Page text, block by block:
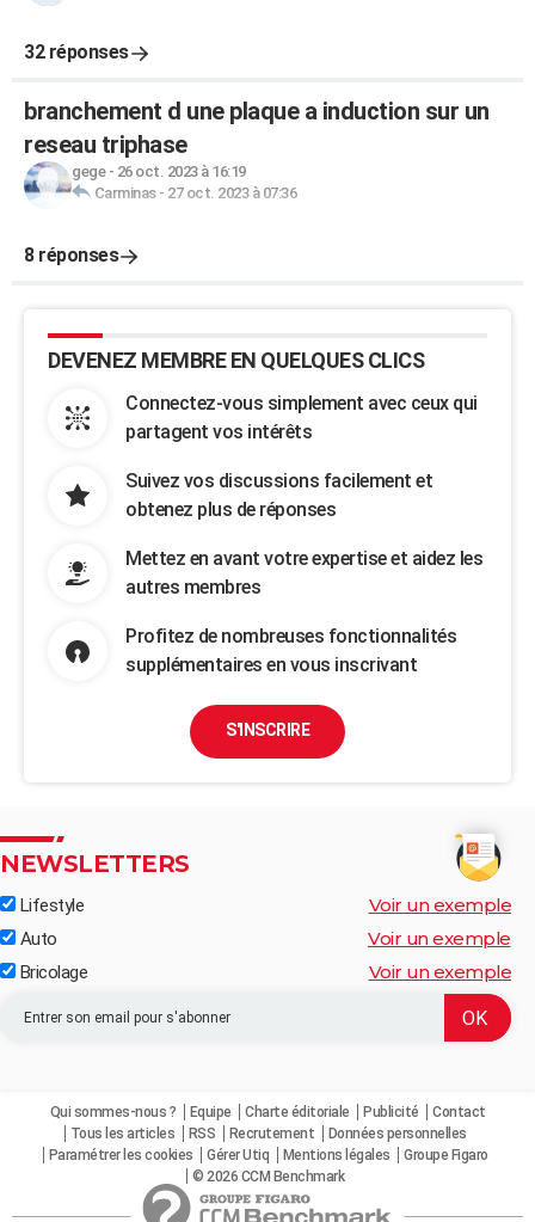
32 réponses
branchement d une plaque a induction sur un
reseau triphase
gege- 26 oct. 2023 à 16:19
Carminas- 27 oct. 2023 à 07:36
8 réponses
DEVENEZ MEMBRE EN QUELQUES CLICS
Connectez-vous simplement avec ceux qui
partagent vos intérêts
Suivez vos discussions facilement et
obtenez plus de réponses
Mettez en avant votre expertise et aidez les
autres membres
Profitez de nombreuses fonctionnalités
supplémentaires en vous inscrivant
S'INSCRIRE
NEWSLETTERS
Lifestyle Voir un exemple
Auto Voir un exemple
Bricolage Voir un exemple
Qui sommes-nous ? Equipe Charte éditoriale Publicité
Contact
Tous les articles
RSS Recrutement
Données personnelles
Paramétrer les cookies
Gérer Utiq Mentions légales
Groupe Figaro
© 2026 CCM Benchmark